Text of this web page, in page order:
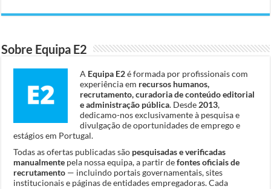
Sobre Equipa E2
A Equipa E2é formada por profissionais com
experiência em recursos humanos,
recrutamento, curadoria de conteúdo editorial
e administração pública. Desde 2013,
dedicamo-nos exclusivamente à pesquisa e
divulgação de oportunidades de emprego e
estágios em Portugal.
Todas as ofertas publicadas são pesquisadas e verificadas
manualmente pela nossa equipa, a partir defontes oficiais de
recrutamento — incluindo portais governamentais, sites
institucionais e páginas de entidades empregadoras. Cada